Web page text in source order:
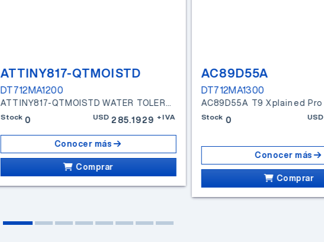
ATTINY817-QTMOISTD
DT712MA1200
Stock 0 USD 285.1929 +IVA
Conocer más
Comprar
AC89D55A
DT712MA1300
Stock 0 USD
Conocer más
Comprar